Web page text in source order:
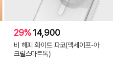
29%14,900
비 해피 화이트 파코(맥세이프-아
크릴스마트톡)